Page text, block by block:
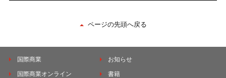
ページの先頭へ戻る
国際商業
国際商業オンライン
お知らせ
書籍